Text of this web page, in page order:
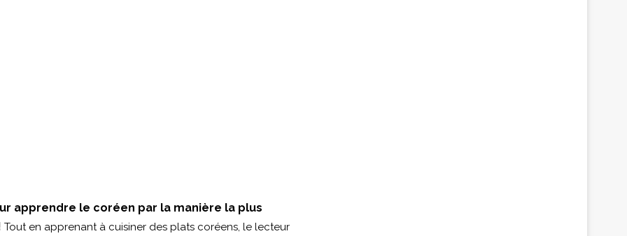
apprendre le coréen par la manière la plus
Tout en apprenant à cuisiner des plats coréens, le lecteur